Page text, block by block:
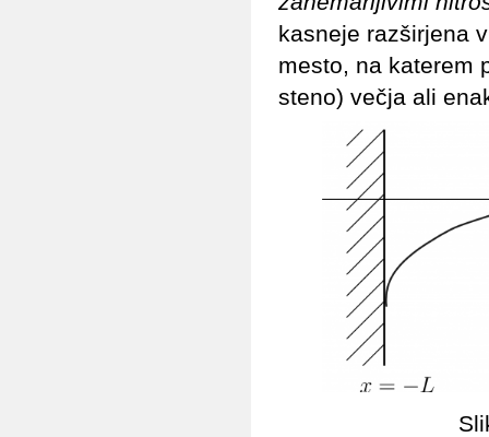
kasneje razširjena
mesto, na katerem
steno) večja ali